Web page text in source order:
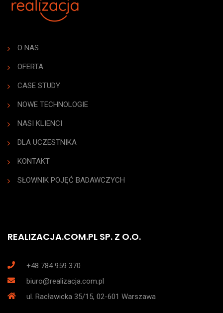
O NAS
OFERTA
CASE STUDY
NOWE TECHNOLOGIE
NASI KLIENCI
DLA UCZESTNIKA
KONTAKT
SŁOWNIK POJĘĆ BADAWCZYCH
REALIZACJA.COM.PL SP. Z O.O.
+48 784 959 370
biuro@realizacja.com.pl
ul. Racławicka 35/15, 02-601 Warszawa